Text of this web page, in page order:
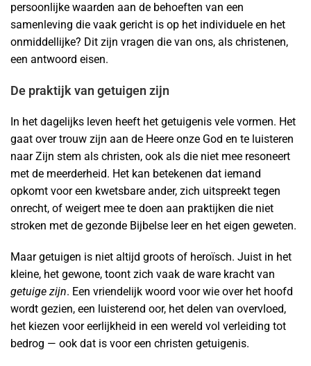
persoonlijke waarden aan de behoeften van een
samenleving die vaak gericht is op het individuele en het
onmiddellijke? Dit zijn vragen die van ons, als christenen,
een antwoord eisen.
De praktijk van getuigen zijn
In het dagelijks leven heeft het getuigenis vele vormen. Het
gaat over trouw zijn aan de Heere onze God en te luisteren
naar Zijn stem als christen, ook als die niet mee resoneert
met de meerderheid. Het kan betekenen dat iemand
opkomt voor een kwetsbare ander, zich uitspreekt tegen
onrecht, of weigert mee te doen aan praktijken die niet
stroken met de gezonde Bijbelse leer en het eigen geweten.
Maar getuigen is niet altijd groots of heroïsch. Juist in het
kleine, het gewone, toont zich vaak de ware kracht van
getuige zijn. Een vriendelijk woord voor wie over het hoofd
wordt gezien, een luisterend oor, het delen van overvloed,
het kiezen voor eerlijkheid in een wereld vol verleiding tot
bedrog — ook dat is voor een christen getuigenis.